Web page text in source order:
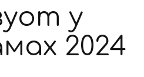
у
2024